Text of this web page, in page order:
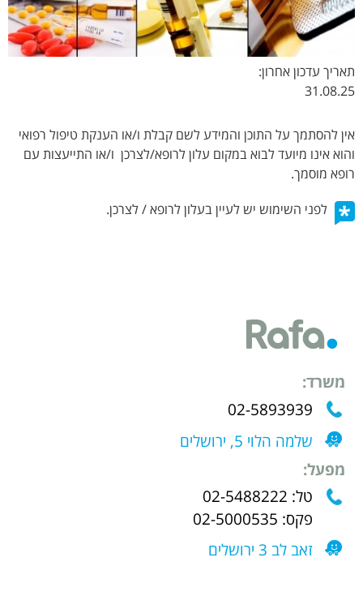
תאריך עדכון אחרון:
31.08.25
אין להסתמך על התוכן והמידע לשם קבלת ו/או הענקת טיפול רפואי
והוא אינו מיועד לבוא במקום עלון לרופא/לצרכן ו/או התייעצות עם
רופא מוסמך.
לפני השימוש יש לעיין בעלון לרופא / לצרכן.
משרד:
02-5893939
שלמה הלוי 5, ירושלים
מפעל:
טל: 02-5488222
פקס: 02-5000535
זאב לב 3 ירושלים